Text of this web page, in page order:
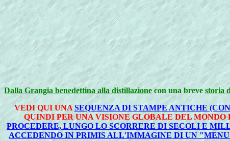
Dalla Grangia benedettina alla distillazionecon una breve storia
VEDI QUI UNA SEQUENZA DI STAMPE ANTICHE
QUINDI PER UNA VISIONE GLOBALE DEL
PROCEDERE, LUNGO LO SCORRERE DI SECOLI E
ACCEDENDO IN PRIMIS ALL'IMMAGINE DI UN